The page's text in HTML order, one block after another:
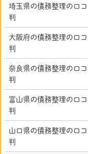
埼玉県の債務整理の口
判
大阪府の債務整理の口
判
奈良県の債務整理の口
判
富山県の債務整理の口
判
山口県の債務整理の口
判